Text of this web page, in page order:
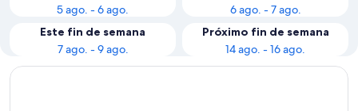
5 ago. - 6 ago.
6 ago. - 7 ago.
Este fin de semana
7 ago. - 9 ago.
Próximo fin de semana
14 ago. - 16 ago.